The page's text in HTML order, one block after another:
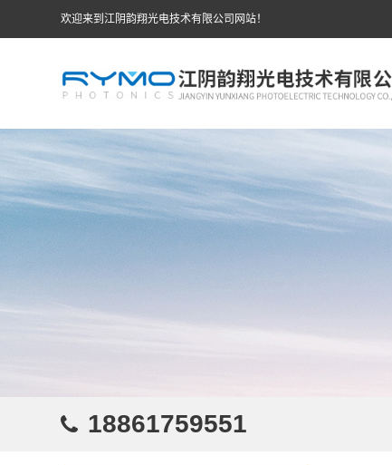
欢迎来到江阴韵翔光电技术有限公司网站！
18861759551